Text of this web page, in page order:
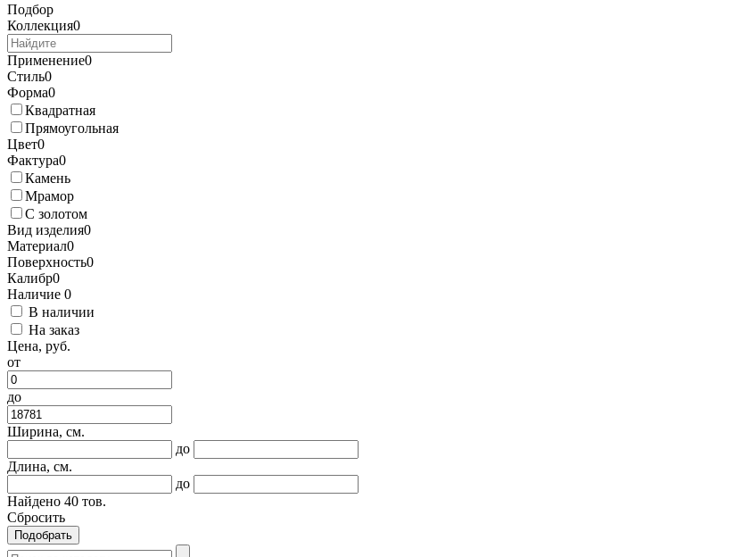
Подбор
Коллекция0
Применение0
Стиль0
Форма0
Квадратная
Прямоугольная
Цвет0
Фактура0
Камень
Мрамор
С золотом
Вид изделия0
Материал0
Поверхность0
Калибр0
Наличие 0
В наличии
На заказ
Цена, руб.
от
до
Ширина, см.
до
Длина, см.
до
Найдено 40 тов.
Сбросить
Подобрать